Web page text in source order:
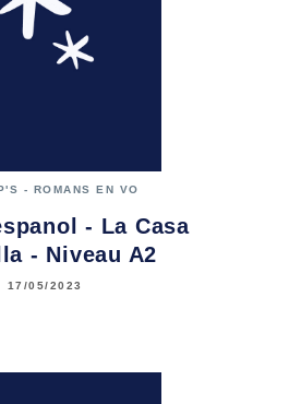
- ROMANS EN VO
- La Casa
- Niveau A2
17/05/2023